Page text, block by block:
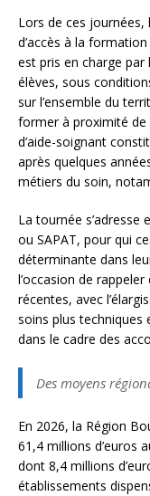
Lors de ces
d’accès à la
est pris en charge
élèves, sous
sur l’ensemble du
former à proximité de
d’aide-soignant
après quelques
métiers du soin,
La tournée s’adresse
ou SAPAT, pour qui
déterminante dans
l’occasion de
récentes, avec
soins plus techniques
dans le cadre des
Des moyens
En 2026, la Région
61,4 millions d’euros
dont 8,4 millions
établissements